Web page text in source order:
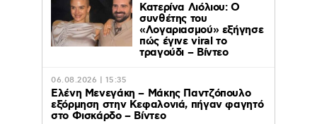
Κατερίνα Λιόλιου: Ο
συνθέτης του
«Λογαριασμού» εξήγησε
πώς έγινε viral το
τραγούδι – Βίντεο
06.08.2026 | 15:35
Ελένη Μενεγάκη – Μάκης Παντζόπουλο
εξόρμηση στην Κεφαλονιά, πήγαν φαγητό
στο Φισκάρδο – Βίντεο